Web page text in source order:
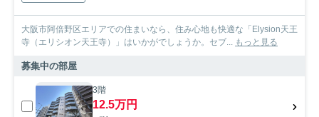
大阪市阿倍野区エリアでの住まいなら、住み心地も快適な「Elysion天王
寺（エリシオン天王寺）」はいかがでしょうか。セブ... もっと見る
募集中の部屋
3階
12.5万円